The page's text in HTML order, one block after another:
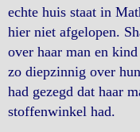
echte huis staat in
hier niet afgelopen.
over haar man en
zo diepzinnig over
had gezegd dat haar
stoffenwinkel had.